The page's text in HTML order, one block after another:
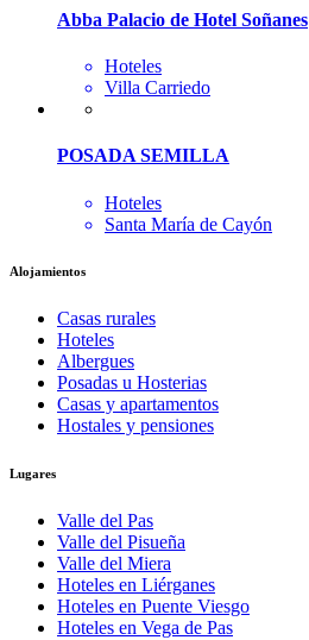
Abba Palacio de Hotel Soñanes
Hoteles
Villa Carriedo
POSADA SEMILLA
Hoteles
Santa María de Cayón
Alojamientos
Casas rurales
Hoteles
Albergues
Posadas u Hosterias
Casas y apartamentos
Hostales y pensiones
Lugares
Valle del Pas
Valle del Pisueña
Valle del Miera
Hoteles en Liérganes
Hoteles en Puente Viesgo
Hoteles en Vega de Pas